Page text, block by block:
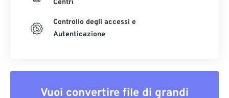
Centri
Controllo degli accessi e
Autenticazione
Vuoi convertire file di grandi